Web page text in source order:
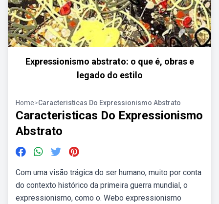
Expressionismo abstrato: o que é, obras e
legado do estilo
Home>Caracteristicas Do Expressionismo Abstrato
Caracteristicas Do Expressionismo
Abstrato
Com uma visão trágica do ser humano, muito por conta
do contexto histórico da primeira guerra mundial, o
expressionismo, como o. Webo expressionismo